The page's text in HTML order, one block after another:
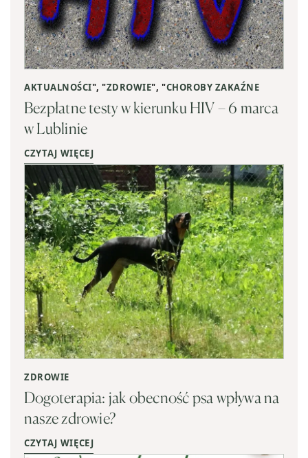
AKTUALNOŚCI", "ZDROWIE", "CHOROBY ZAKAŹNE
Bezpłatne testy w kierunku HIV – 6 marca
w Lublinie
CZYTAJ WIĘCEJ
ZDROWIE
Dogoterapia: jak obecność psa wpływa na
nasze zdrowie?
CZYTAJ WIĘCEJ